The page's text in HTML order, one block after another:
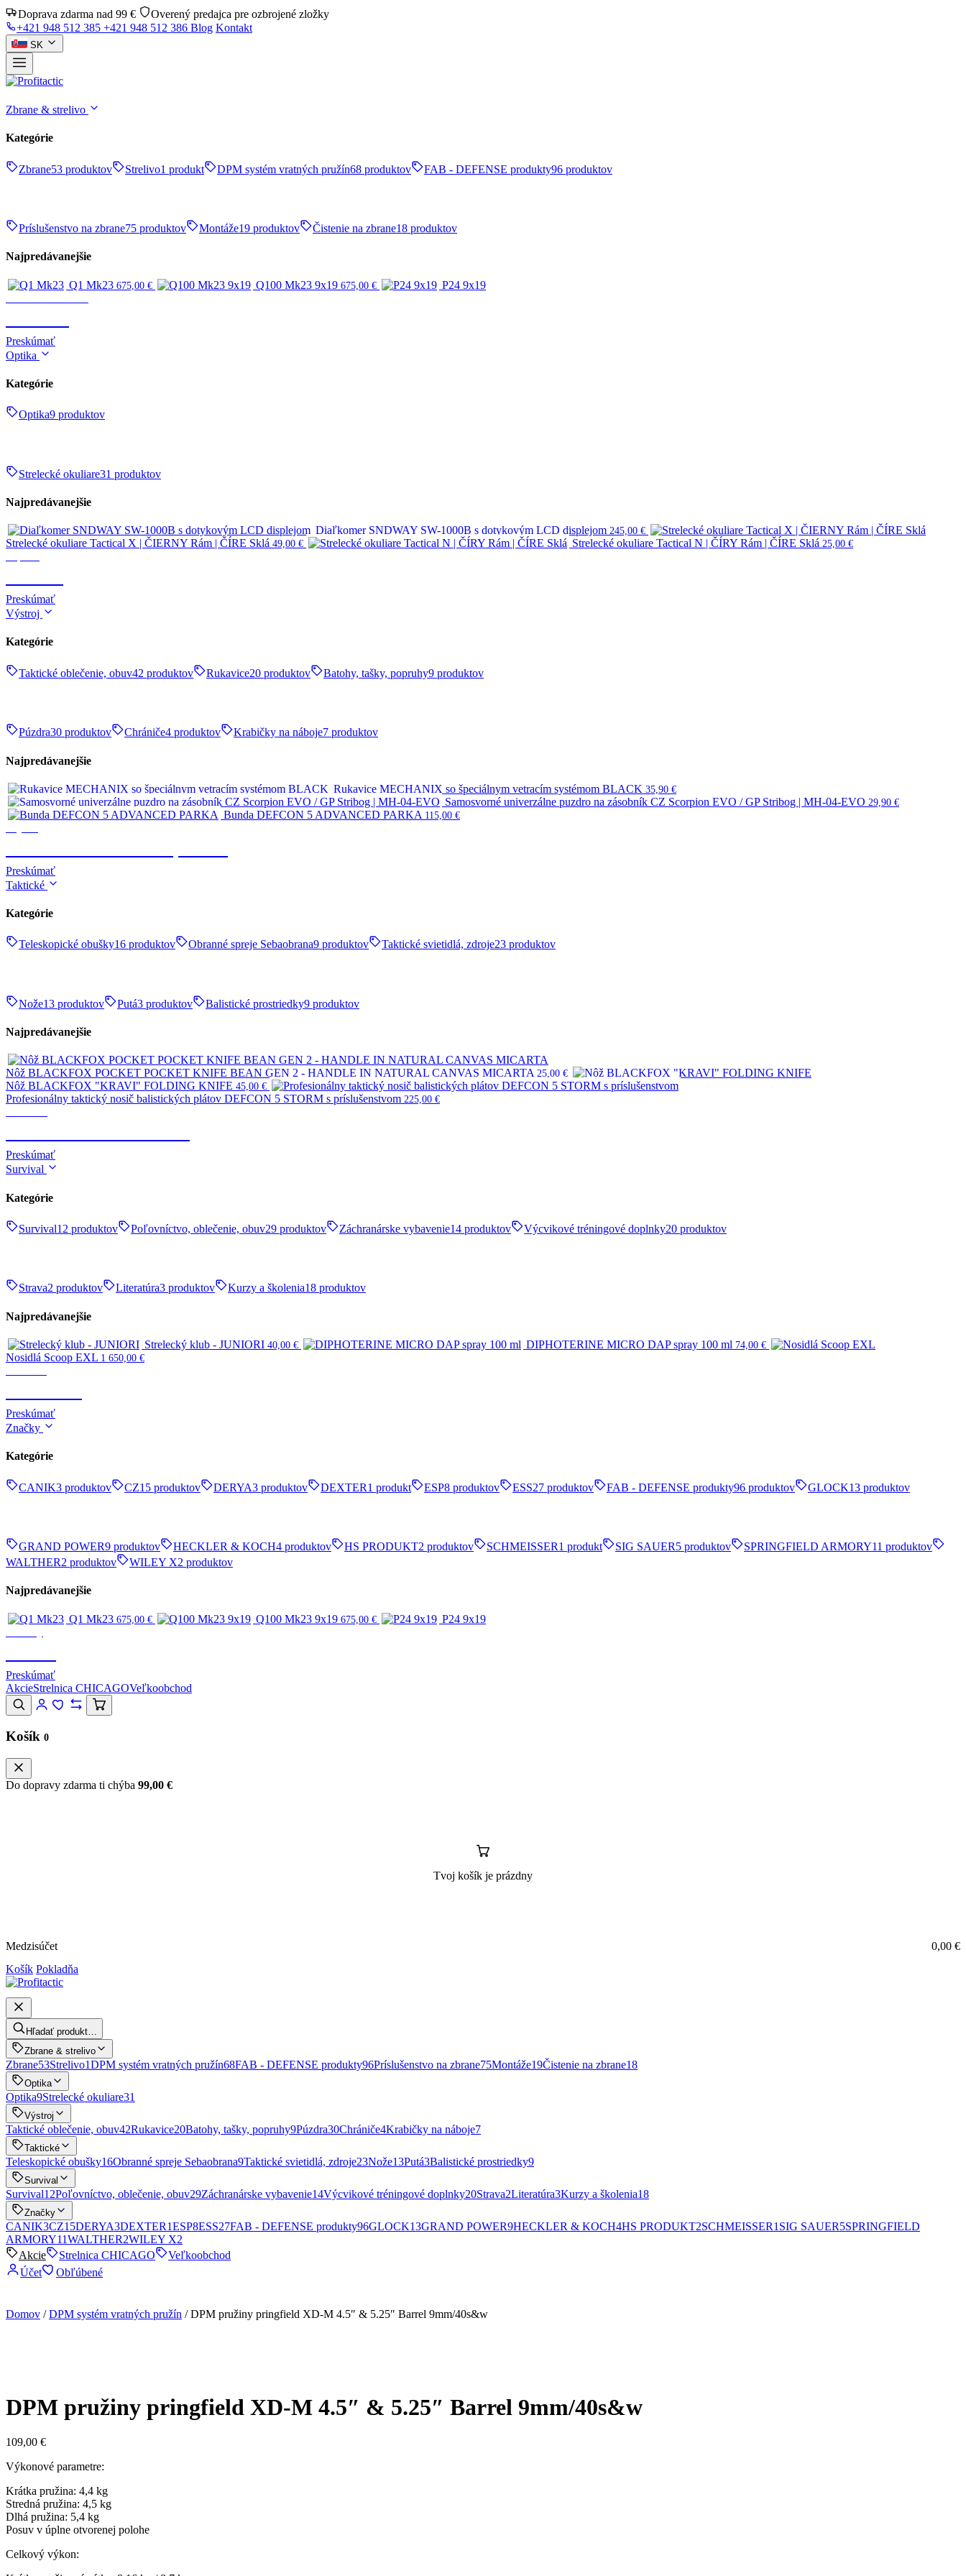
Doprava zdarma nad 99 €
Overený predajca pre ozbrojené zložky
+421 948 512 385 +421 948 512 386 Blog Kontakt
SK
Zbrane & strelivo
Kategórie
Zbrane53 produktov Strelivo1 produkt DPM systém vratných pružín68 produktov FAB - DEFENSE produkty96 produktov
Príslušenstvo na zbrane75 produktov Montáže19 produktov Čistenie na zbrane18 produktov
Najpredávanejšie
Q1 Mk23 675,00 € Q100 Mk23 9x19 675,00 €
P24 9x19
Preskúmať
Optika
Kategórie
Optika9 produktov
Strelecké okuliare31 produktov
Najpredávanejšie
Diaľkomer SNDWAY SW-1000B s dotykovým LCD displejom 245,00 €
Strelecké okuliare Tactical X | ČIERNY Rám | ČÍRE Sklá 49,00 € Strelecké okuliare Tactical N | ČÍRY Rám | ČÍRE Sklá 25,00 €
Preskúmať
Výstroj
Kategórie
Taktické oblečenie, obuv42 produktov Rukavice20 produktov Batohy, tašky, popruhy9 produktov
Púzdra30 produktov Chrániče4 produktov Krabičky na náboje7 produktov
Najpredávanejšie
Rukavice MECHANIX so špeciálnym vetracím systémom BLACK 35,90 €
Samosvorné univerzálne puzdro na zásobník CZ Scorpion EVO / GP Stribog | MH-04-EVO 29,90 €
Bunda DEFCON 5 ADVANCED PARKA 115,00 €
Preskúmať
Taktické
Kategórie
Teleskopické obušky16 produktov Obranné spreje Sebaobrana9 produktov Taktické svietidlá, zdroje23 produktov
Nože13 produktov Putá3 produktov Balistické prostriedky9 produktov
Najpredávanejšie
Nôž BLACKFOX POCKET POCKET KNIFE BEAN GEN 2 - HANDLE IN NATURAL CANVAS MICARTA 25,00 €
Nôž BLACKFOX "KRAVI" FOLDING KNIFE 45,00 €
Profesionálny taktický nosič balistických plátov DEFCON 5 STORM s príslušenstvom 225,00 €
Preskúmať
Survival
Kategórie
Survival12 produktov Poľovníctvo, oblečenie, obuv29 produktov Záchranárske vybavenie14 produktov Výcvikové tréningové doplnky20 produktov
Strava2 produktov Literatúra3 produktov Kurzy a školenia18 produktov
Najpredávanejšie
Strelecký klub - JUNIORI 40,00 € DIPHOTERINE MICRO DAP spray 100 ml 74,00 €
Nosidlá Scoop EXL 1 650,00 €
Preskúmať
Značky
Kategórie
CANIK3 produktov CZ15 produktov DERYA3 produktov DEXTER1 produkt ESP8 produktov ESS27 produktov FAB - DEFENSE produkty96 produktov GLOCK13 produktov
GRAND POWER9 produktov HECKLER & KOCH4 produktov HS PRODUKT2 produktov SCHMEISSER1 produkt SIG SAUER5 produktov SPRINGFIELD ARMORY11 produktov
WALTHER2 produktov WILEY X2 produktov
Najpredávanejšie
Q1 Mk23 675,00 € Q100 Mk23 9x19 675,00 €
P24 9x19
Preskúmať
AkcieStrelnica CHICAGOVeľkoobchod
Košík 0
Do dopravy zdarma ti chýba 99,00 €
Tvoj košík je prázdny
Medzisúčet 0,00 €
Košík Pokladňa
Hľadať produkt…
Zbrane & strelivo
Zbrane53Strelivo1DPM systém vratných pružín68FAB - DEFENSE produkty96Príslušenstvo na zbrane75Montáže19Čistenie na zbrane18
Optika
Optika9Strelecké okuliare31
Výstroj
Taktické oblečenie, obuv42Rukavice20Batohy, tašky, popruhy9Púzdra30Chrániče4Krabičky na náboje7
Taktické
Teleskopické obušky16Obranné spreje Sebaobrana9Taktické svietidlá, zdroje23Nože13Putá3Balistické prostriedky9
Survival
Survival12Poľovníctvo, oblečenie, obuv29Záchranárske vybavenie14Výcvikové tréningové doplnky20Strava2Literatúra3Kurzy a školenia18
Značky
CANIK3CZ15DERYA3DEXTER1ESP8ESS27FAB - DEFENSE produkty96GLOCK13GRAND POWER9HECKLER & KOCH4HS PRODUKT2SCHMEISSER1 SIG SAUER5SPRINGFIELD
ARMORY11WALTHER2WILEY X2
Akcie
Strelnica CHICAGO
Veľkoobchod
Účet
Obľúbené
Domov /DPM systém vratných pružín / DPM pružiny pringfield XD-M 4.5″ & 5.25″ Barrel 9mm/40s&w
DPM pružiny pringfield XD-M 4.5″ & 5.25″ Barrel 9mm/40s&w
109,00 €
Výkonové parametre:
Krátka pružina: 4,4 kg
Stredná pružina: 4,5 kg
Dlhá pružina: 5,4 kg
Posuv v úplne otvorenej polohe
Celkový výkon: